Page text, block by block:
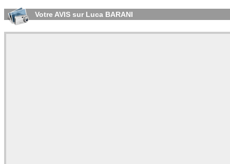
Votre AVIS sur Luca BARANI